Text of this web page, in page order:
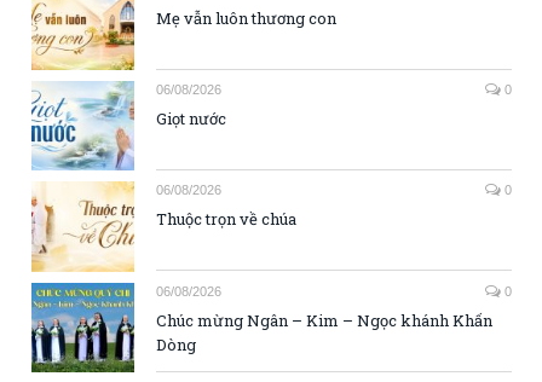
Mẹ vẫn luôn thương con
06/08/2026 0
Giọt nước
06/08/2026 0
Thuộc trọn về chúa
06/08/2026 0
Chúc mừng Ngân – Kim – Ngọc khánh Khấn
Dòng